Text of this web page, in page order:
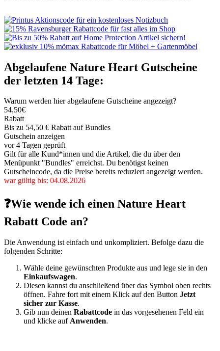
Abgelaufene Nature Heart Gutscheine
der letzten 14 Tage:
Warum werden hier abgelaufene Gutscheine angezeigt?
54,50€
Rabatt
Bis zu 54,50 € Rabatt auf Bundles
Gutschein anzeigen
vor 4 Tagen geprüft
Gilt für alle Kund*innen und die Artikel, die du über den
Menüpunkt "Bundles" erreichst. Du benötigst keinen
Gutscheincode, da die Preise bereits reduziert angezeigt werden.
war gültig bis: 04.08.2026
❓Wie wende ich einen Nature Heart
Rabatt Code an?
Die Anwendung ist einfach und unkompliziert. Befolge dazu die
folgenden Schritte:
Wähle deine gewünschten Produkte aus und lege sie in den
Einkaufswagen.
Diesen kannst du anschließend über das Symbol oben rechts
öffnen. Fahre fort mit einem Klick auf den Button Jetzt
sicher zur Kasse.
Gib nun deinen Rabattcode in das vorgesehenen Feld ein
und klicke auf Anwenden.